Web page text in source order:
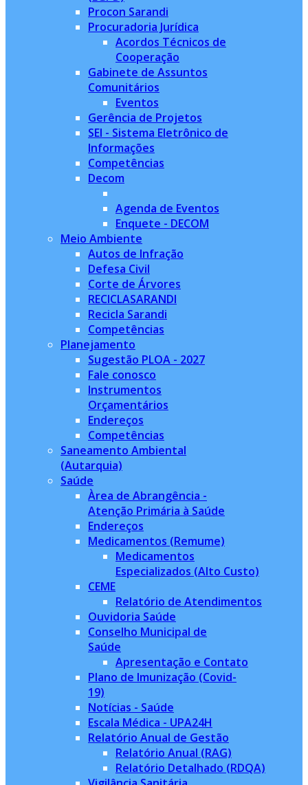
Procon Sarandi
Procuradoria Jurídica
Acordos Técnicos de
Cooperação
Gabinete de Assuntos
Comunitários
Eventos
Gerência de Projetos
SEI - Sistema Eletrônico de
Informações
Competências
Decom
Agenda de Eventos
Enquete - DECOM
Meio Ambiente
Autos de Infração
Defesa Civil
Corte de Árvores
RECICLASARANDI
Recicla Sarandi
Competências
Planejamento
Sugestão PLOA - 2027
Fale conosco
Instrumentos
Orçamentários
Endereços
Competências
Saneamento Ambiental
(Autarquia)
Saúde
Àrea de Abrangência -
Atenção Primária à Saúde
Endereços
Medicamentos (Remume)
Medicamentos
Especializados (Alto Custo)
CEME
Relatório de Atendimentos
Ouvidoria Saúde
Conselho Municipal de
Saúde
Apresentação e Contato
Plano de Imunização (Covid-
19)
Notícias - Saúde
Escala Médica - UPA24H
Relatório Anual de Gestão
Relatório Anual (RAG)
Relatório Detalhado (RDQA)